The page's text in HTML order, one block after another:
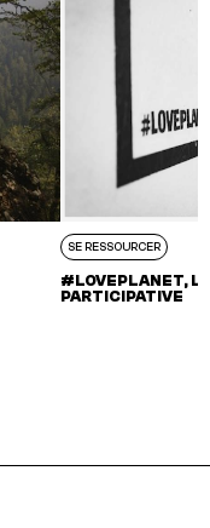
SE RESSOURCER
#LOVEPLANET,
PARTICIPATIVE